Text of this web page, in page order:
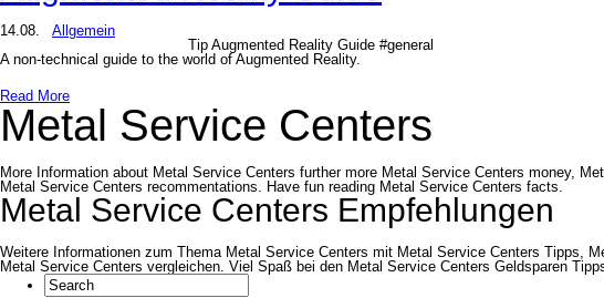
14.08.
Allgemein
Tip Augmented Reality Guide #general
A non-technical guide to the world of Augmented Reality.
Read More
Metal Service Centers
More Information about Metal Service Centers further more Metal Service Centers money,
Metal Service Centers recommentations. Have fun reading Metal Service Centers facts.
Metal Service Centers Empfehlungen
Weitere Informationen zum Thema Metal Service Centers mit Metal Service Centers Tipps,
Metal Service Centers vergleichen. Viel Spaß bei den Metal Service Centers Geldsparen